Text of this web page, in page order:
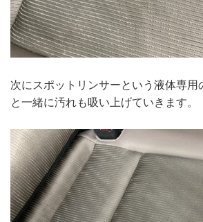
次にスポットリンサーという液体専用
と一緒に汚れも吸い上げていきます。